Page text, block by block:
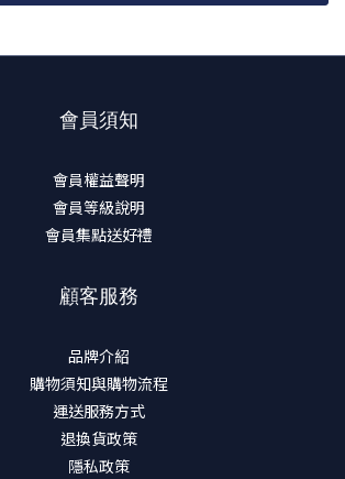
會員須知
會員權益聲明
會員等級說明
會員集點送好禮
顧客服務
品牌介紹
購物須知與購物流程
運送服務方式
退換貨政策
隱私政策